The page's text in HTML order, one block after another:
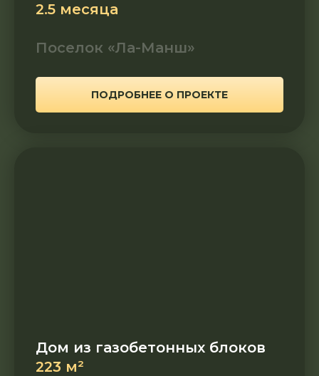
2.5 месяца
Поселок «Ла-Манш»
ПОДРОБНЕЕ О ПРОЕКТЕ
Дом из газобетонных блоков
223 м²